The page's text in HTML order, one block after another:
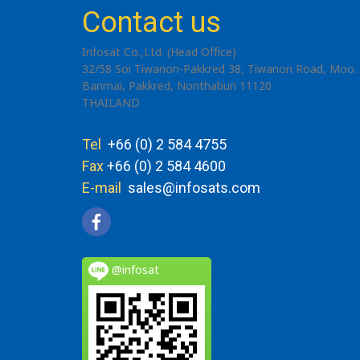
Contact us
Infosat Co.,Ltd. (Head Office)
32/58 Soi Tiwanon-Pakkred 38, Tiwanon Road, Moo.
Banmai, Pakkred, Nonthaburi 11120
THAILAND
Tel +66 (0) 2 584 4755
Fax+66 (0) 2 584 4600
E-mail sales@infosats.com
@infosat